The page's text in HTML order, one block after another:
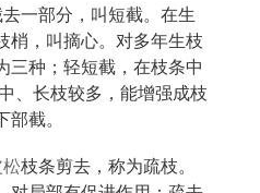
一部分，叫短截。在生
梢，叫摘心。对多年生枝
三种；轻短截，在枝条中
、长枝较多，能增强成枝
截。
枝条剪去，称为疏枝。